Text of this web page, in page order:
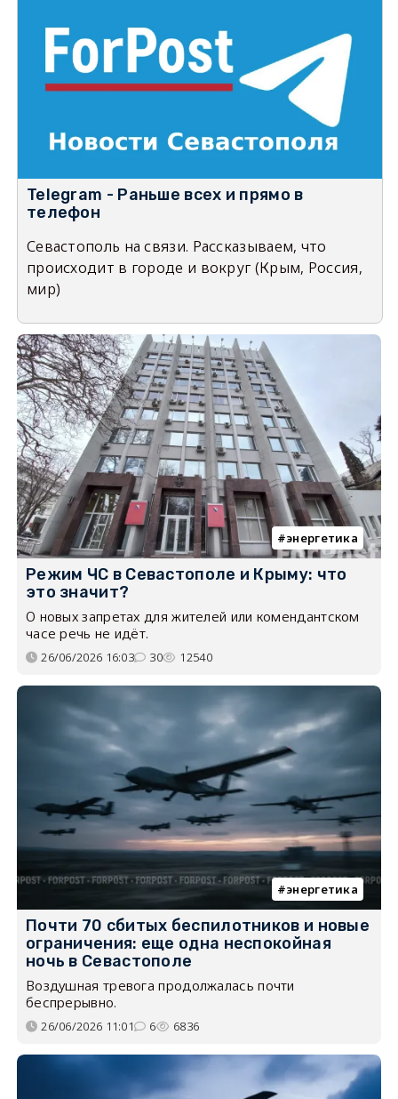
Telegram - Раньше всех и прямо в
телефон
Севастополь на связи. Рассказываем, что
происходит в городе и вокруг (Крым, Россия,
мир)
энергетика
Режим ЧС в Севастополе и Крыму: что
это значит?
О новых запретах для жителей или комендантском
часе речь не идёт.
26/06/2026 16:03 30 12540
энергетика
Почти 70 сбитых беспилотников и новые
ограничения: еще одна неспокойная
ночь в Севастополе
Воздушная тревога продолжалась почти
беспрерывно.
26/06/2026 11:01 6 6836